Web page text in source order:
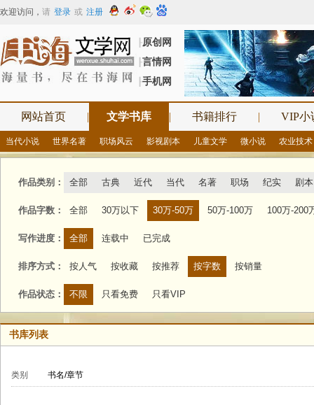
欢迎访问 ， 请 登录 或 注册
┠原创网
┠言情网
┠手机网
网站首页 | 文学书库 | 书籍排行 | VIP小
当代小说 世界名著 职场风云 影视剧本 儿童文学 微小说 农业技术
作品类别： 全部 古典 近代 当代 名著 职场 纪实 剧本
作品字数： 全部 30万以下 30万-50万 50万-100万 100万-200
写作进度： 全部 连载中 已完成
排序方式： 按人气 按收藏 按推荐 按字数 按销量
作品状态： 不限 只看免费 只看VIP
书库列表
类别 书名/章节